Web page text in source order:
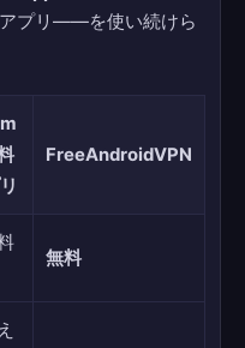
プリ——を使い続けら
FreeAndroidVPN
無料